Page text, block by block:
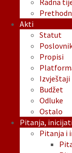
Radna
Akti
Statut
Propisi
Izvještaji
Budžet
Odluke
Ostalo
Pitanja,
Pitanja i